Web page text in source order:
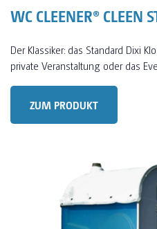
WC CLEENER® CLEEN
Der Klassiker: das Standard Dixi
private Veranstaltung oder das
ZUM PRODUKT